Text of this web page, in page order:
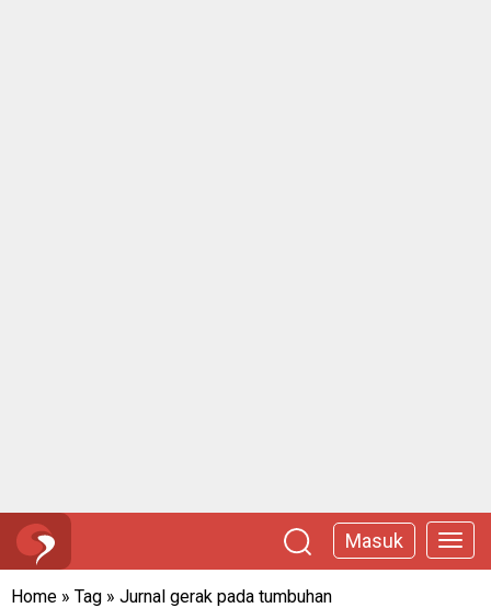
Masuk
Home » Tag » Jurnal gerak pada tumbuhan